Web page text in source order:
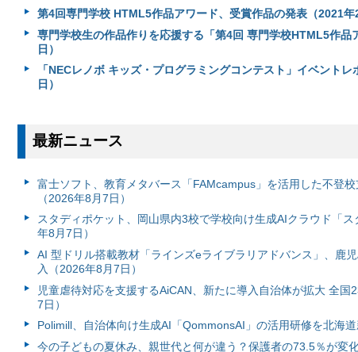
第4回専門学校 HTML5作品アワード、受賞作品の発表（2021年
専門学校生の作品作りを応援する「第4回 専門学校HTML5作品
日）
「NECレノボ キッズ・プログラミングコンテスト」イベント
日）
最新ニュース
富⼠ソフト、教育メタバース「FAMcampus」を活用した不登
（2026年8月7日）
スタディポケット、岡山県内3校で学校向け生成AIクラウド「
年8月7日）
AI 型ドリル搭載教材「ラインズeライブラリアドバンス」、鹿
入（2026年8月7日）
児童虐待対応を支援するAiCAN、新たに導入自治体が拡大 全国
7日）
Polimill、自治体向け生成AI「QommonsAI」の活用研修を北海
今の子どもの夏休み、親世代と何が違う？保護者の73.5％が変